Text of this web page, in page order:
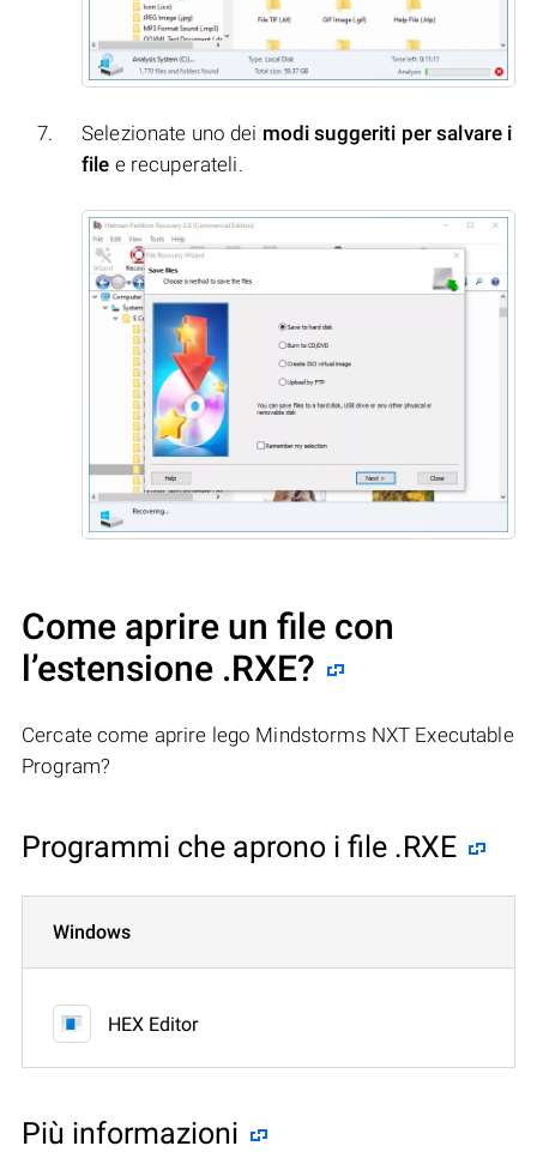
Selezionate uno dei modi suggeriti per salvare i
file e recuperateli.
Come aprire un file con
l’estensione .RXE?
Cercate come aprire lego Mindstorms NXT Executable
Program?
Programmi che aprono i file .RXE
Windows
HEX Editor
Più informazioni